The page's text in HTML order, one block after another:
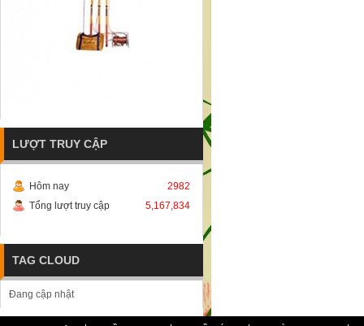
LƯỢT TRUY CẬP
Hôm nay
2982
Tổng lượt truy cập
5,167,834
TAG CLOUD
Đang cập nhật